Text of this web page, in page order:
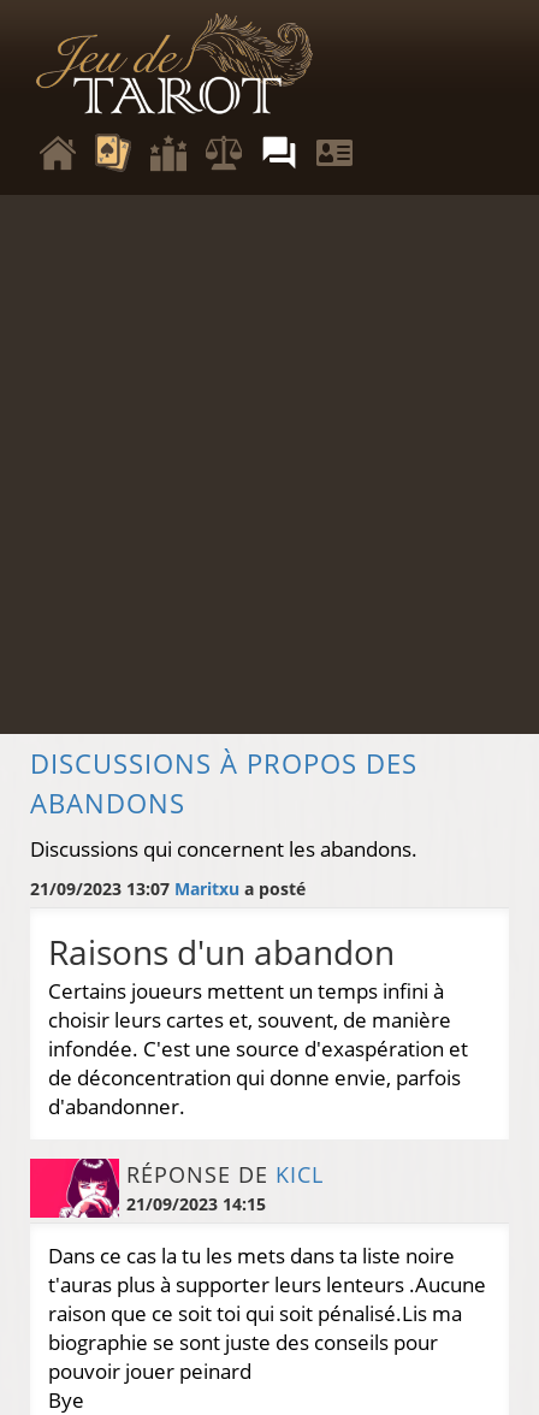
DISCUSSIONS À PROPOS DES
ABANDONS
Discussions qui concernent les abandons.
21/09/2023 13:07 Maritxu a posté
Raisons d'un abandon
Certains joueurs mettent un temps infini à
choisir leurs cartes et, souvent, de manière
infondée. C'est une source d'exaspération et
de déconcentration qui donne envie, parfois
d'abandonner.
RÉPONSE DE KICL
21/09/2023 14:15
Dans ce cas la tu les mets dans ta liste noire
t'auras plus à supporter leurs lenteurs .Aucune
raison que ce soit toi qui soit pénalisé.Lis ma
biographie se sont juste des conseils pour
pouvoir jouer peinard
Bye